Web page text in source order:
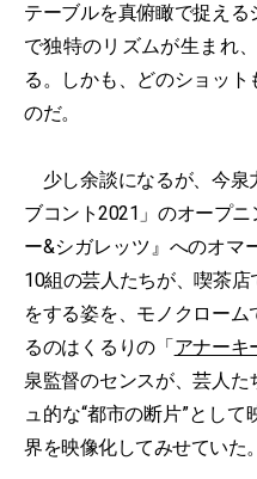
テーブルを真俯瞰で捉え
で独特のリズムが生まれ
る。しかも、どのショッ
のだ。
少し余談になるが、今泉
ブコント2021」のオープ
ー&シガレッツ』へのオマ
10組の芸人たちが、喫茶
をする姿を、モノクロー
るのはくるりの「アナーキ
泉監督のセンスが、芸人
ュ的な“都市の断片”とし
界を映像化してみせていた。